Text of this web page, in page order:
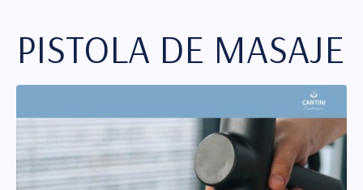
PISTOLA DE MASAJE